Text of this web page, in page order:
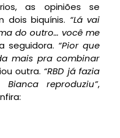
as opiniões se
dois biquínis. “Lá vai
do outro… você me
seguidora. “Pior que
mais pra combinar
outra. “RBD já fazia
reproduziu”,